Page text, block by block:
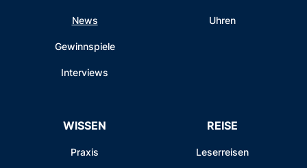
News
Gewinnspiele
Interviews
Uhren
WISSEN
Praxis
REISE
Leserreisen